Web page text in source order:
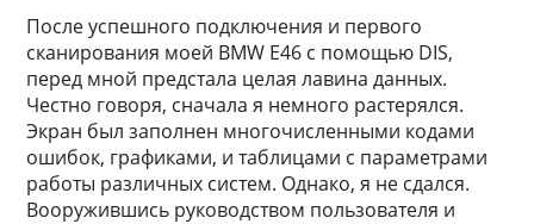
После успешного подключения и первого
сканирования моей BMW E46 с помощью DIS,
перед мной предстала целая лавина данных.
Честно говоря, сначала я немного растерялся.
Экран был заполнен многочисленными кодами
ошибок, графиками, и таблицами с параметрами
работы различных систем. Однако, я не сдался.
Вооружившись руководством пользователя и